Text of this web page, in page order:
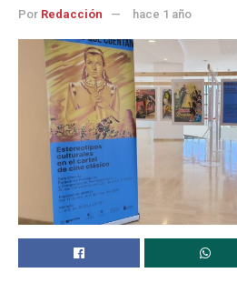
Por Redacción hace 1 año